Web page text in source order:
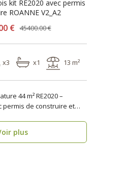
kit RE2020 avec permis
ROANNE V2_A2
€ 45400.00 €
x3 x1 13 m²
44 m² RE2020 –
permis de construire et
plus